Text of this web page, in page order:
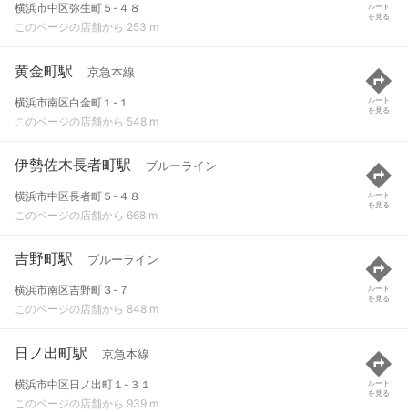
横浜市中区弥生町５-４８
このページの店舗から 253 m
ルート
を見る
黄金町駅 京急本線
横浜市南区白金町１-１
このページの店舗から 548 m
ルート
を見る
伊勢佐木長者町駅 ブルーライン
横浜市中区長者町５-４８
このページの店舗から 668 m
ルート
を見る
吉野町駅 ブルーライン
横浜市南区吉野町３-７
このページの店舗から 848 m
ルート
を見る
日ノ出町駅 京急本線
横浜市中区日ノ出町１-３１
このページの店舗から 939 m
ルート
を見る